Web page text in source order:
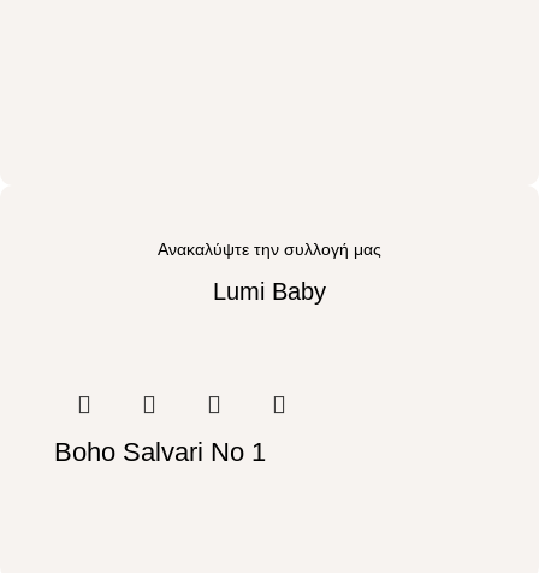
Ανακαλύψτε την συλλογή μας
Lumi Baby
Boho Salvari Νο 1